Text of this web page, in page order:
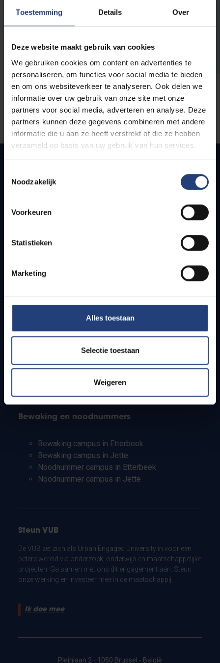
Toestemming Details Over
Deze website maakt gebruik van cookies
We gebruiken cookies om content en advertenties te
personaliseren, om functies voor social media te bieden
en om ons websiteverkeer te analyseren. Ook delen we
informatie over uw gebruik van onze site met onze
partners voor social media, adverteren en analyse. Deze
partners kunnen deze gegevens combineren met andere
informatie die u aan ze heeft verstrekt of die ze hebben
verzameld op basis van uw gebruik van hun services.
Noodzakelijk
Voorkeuren
Statistieken
Marketing
Alles toestaan
Selectie toestaan
Weigeren
Snel naar
Bereikbaarheid
Studenten
PhD-studenten
Leerkrachten en secundaire scholen
Bewaking en noodnummers
Bewaking campus in Etterbeek
Bewaking campus in Jette
Noodnummer campus in Etterbeek
Noodnummer campus in Jette
Steun VUB
De VUB zet zich als Urban Engaged University in voor een
betere wereld via onderzoek, onderwijs en maatschappelijke
projecten. Ga samen met ons dit engagement aan. Steun
onze werking en investeer mee in de maatschappij.
Ik doe mee
Pleinlaan 2 - 1050 Brussel - België